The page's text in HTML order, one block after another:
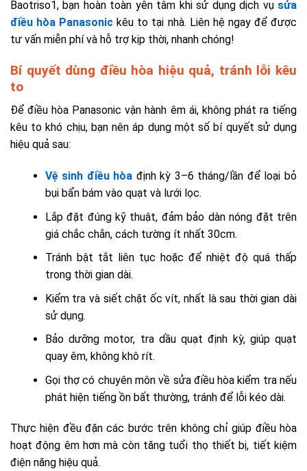
Baotriso1, bạn hoàn toàn yên tâm khi sử dụng dịch vụ sửa
điều hòa Panasonic kêu to tại nhà. Liên hệ ngay để được
tư vấn miễn phí và hỗ trợ kịp thời, nhanh chóng!
Bí quyết dùng điều hòa hiệu quả, tránh lỗi kêu
to
Để điều hòa Panasonic vận hành êm ái, không phát ra tiếng
kêu to khó chịu, bạn nên áp dụng một số bí quyết sử dụng
hiệu quả sau:
Vệ sinh điều hòa định kỳ 3–6 tháng/lần để loại bỏ
bụi bẩn bám vào quạt và lưới lọc.
Lắp đặt đúng kỹ thuật, đảm bảo dàn nóng đặt trên
giá chắc chắn, cách tường ít nhất 30cm.
Tránh bật tắt liên tục hoặc để nhiệt độ quá thấp
trong thời gian dài.
Kiểm tra và siết chặt ốc vít, nhất là sau thời gian dài
sử dụng.
Bảo dưỡng motor, tra dầu quạt định kỳ, giúp quạt
quay êm, không khô rít.
Gọi thợ có chuyên môn về sửa điều hòa kiểm tra nếu
phát hiện tiếng ồn bất thường, tránh để lỗi kéo dài.
Thực hiện đều đặn các bước trên không chỉ giúp điều hòa
hoạt động êm hơn mà còn tăng tuổi thọ thiết bị, tiết kiệm
điện năng hiệu quả.